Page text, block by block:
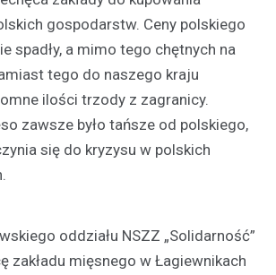
gospodarstw. Ceny polskiego
spadły, a mimo tego chętnych na
tego do naszego kraju
ilości trzody z zagranicy.
zawsze było tańsze od polskiego,
się do kryzysu w polskich
oddziału NSZZ „Solidarność”
zakładu mięsnego w Łagiewnikach